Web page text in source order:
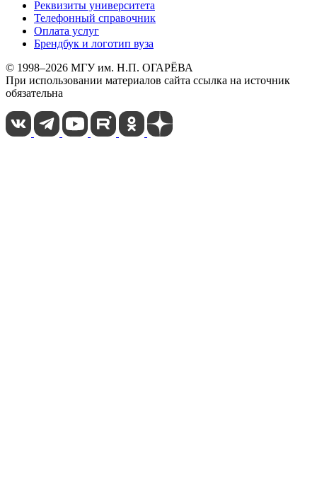
Реквизиты университета
Телефонный справочник
Оплата услуг
Брендбук и логотип вуза
© 1998–2026 МГУ им. Н.П. ОГАРЁВА
При использовании материалов сайта ссылка на источник
обязательна